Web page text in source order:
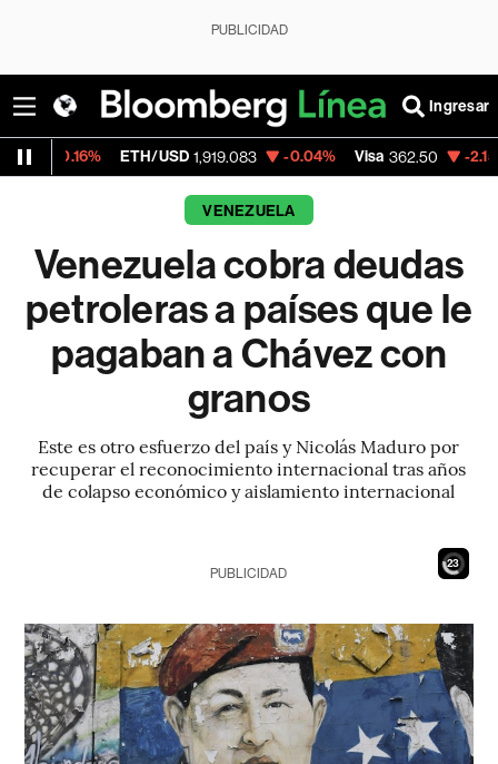
PUBLICIDAD
Ingresar
ETH/USD 1,919.083 -0.04% Visa 362.50 -2.15%
VENEZUELA
Venezuela cobra deudas
petroleras a países que le
pagaban a Chávez con
granos
Este es otro esfuerzo del país y Nicolás Maduro por
recuperar el reconocimiento internacional tras años
de colapso económico y aislamiento internacional
21
PUBLICIDAD